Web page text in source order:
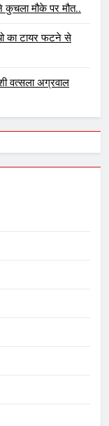
कुचला मौके पर मौत..
का टायर फटने से
वत्सला अग्रवाल